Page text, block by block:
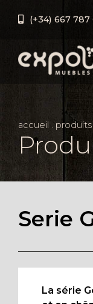
(+34) 667 787
accueil . produits
Serie
La série